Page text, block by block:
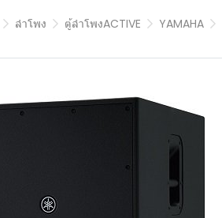
ลำโพง ตู้ลำโพงACTIVE YAMAHA